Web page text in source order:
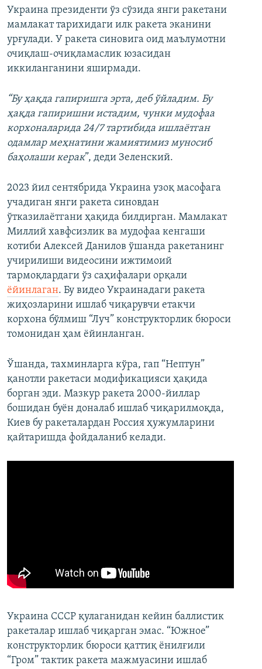
Украина президенти ўз сўзида янги ракетани
мамлакат тарихидаги илк ракета эканини
урғулади. У ракета синовига оид маълумотни
очиқлаш-очиқламаслик юзасидан
иккиланганини яширмади.
“Бу ҳақда гапиришга эрта, деб ўйладим. Бу
ҳақда гапиришни истадим, чунки мудофаа
корхоналарида 24/7 тартибида ишлаётган
одамлар меҳнатини жамиятимиз муносиб
баҳолаши керак”, деди Зеленский.
2023 йил сентябрида Украина узоқ масофага
учадиган янги ракета синовдан
ўтказилаётгани ҳақида билдирган. Мамлакат
Миллий хавфсизлик ва мудофаа кенгаши
котиби Алексей Данилов ўшанда ракетанинг
учирилиши видеосини ижтимоий
тармоқлардаги ўз саҳифалари орқали
ёйинлаган. Бу видео Украинадаги ракета
жиҳозларини ишлаб чиқарувчи етакчи
корхона бўлмиш “Луч” конструкторлик бюроси
томонидан ҳам ёйинланган.
Ўшанда, тахминларга кўра, гап “Нептун”
қанотли ракетаси модификацияси ҳақида
борган эди. Мазкур ракета 2000-йиллар
бошидан буён доналаб ишлаб чиқарилмоқда,
Киев бу ракеталардан Россия ҳужумларини
қайтаришда фойдаланиб келади.
Украина СССР қулаганидан кейин баллистик
ракеталар ишлаб чиқарган эмас. “Южное”
конструкторлик бюроси қаттиқ ёнилғили
“Гром” тактик ракета мажмуасини ишлаб